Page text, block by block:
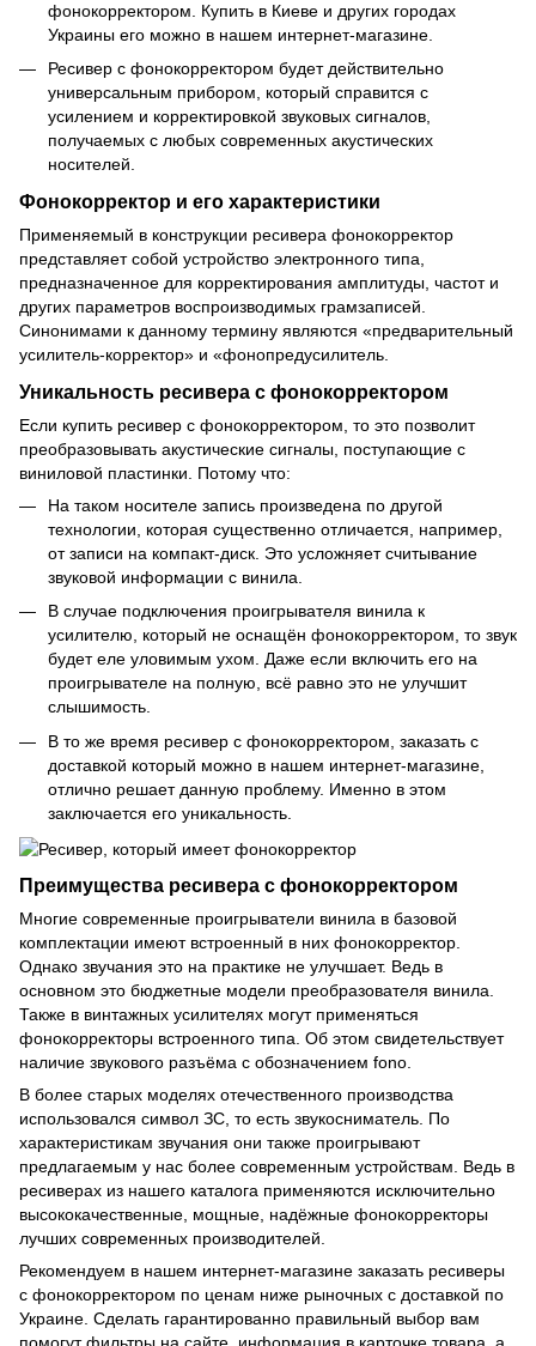
фонокорректором. Купить в Киеве и других городах
Украины его можно в нашем интернет-магазине.
Ресивер с фонокорректором будет действительно
универсальным прибором, который справится с
усилением и корректировкой звуковых сигналов,
получаемых с любых современных акустических
носителей.
Фонокорректор и его характеристики
Применяемый в конструкции ресивера фонокорректор
представляет собой устройство электронного типа,
предназначенное для корректирования амплитуды, частот и
других параметров воспроизводимых грамзаписей.
Синонимами к данному термину являются «предварительный
усилитель-корректор» и «фонопредусилитель.
Уникальность ресивера с фонокорректором
Если купить ресивер с фонокорректором, то это позволит
преобразовывать акустические сигналы, поступающие с
виниловой пластинки. Потому что:
На таком носителе запись произведена по другой
технологии, которая существенно отличается, например,
от записи на компакт-диск. Это усложняет считывание
звуковой информации с винила.
В случае подключения проигрывателя винила к
усилителю, который не оснащён фонокорректором, то звук
будет еле уловимым ухом. Даже если включить его на
проигрывателе на полную, всё равно это не улучшит
слышимость.
В то же время ресивер с фонокорректором, заказать с
доставкой который можно в нашем интернет-магазине,
отлично решает данную проблему. Именно в этом
заключается его уникальность.
Преимущества ресивера с фонокорректором
Многие современные проигрыватели винила в базовой
комплектации имеют встроенный в них фонокорректор.
Однако звучания это на практике не улучшает. Ведь в
основном это бюджетные модели преобразователя винила.
Также в винтажных усилителях могут применяться
фонокорректоры встроенного типа. Об этом свидетельствует
наличие звукового разъёма с обозначением fono.
В более старых моделях отечественного производства
использовался символ ЗС, то есть звукосниматель. По
характеристикам звучания они также проигрывают
предлагаемым у нас более современным устройствам. Ведь в
ресиверах из нашего каталога применяются исключительно
высококачественные, мощные, надёжные фонокорректоры
лучших современных производителей.
Рекомендуем в нашем интернет-магазине заказать ресиверы
с фонокорректором по ценам ниже рыночных с доставкой по
Украине. Сделать гарантированно правильный выбор вам